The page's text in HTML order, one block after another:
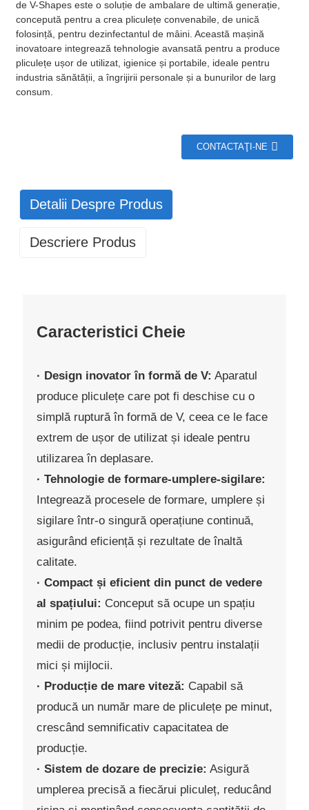
de V-Shapes este o soluție de ambalare de ultimă generație,
concepută pentru a crea pliculețe convenabile, de unică
folosință, pentru dezinfectantul de mâini. Această mașină
inovatoare integrează tehnologie avansată pentru a produce
pliculețe ușor de utilizat, igienice și portabile, ideale pentru
industria sănătății, a îngrijirii personale și a bunurilor de larg
consum.
CONTACTAŢI-NE
Detalii Despre Produs
Descriere Produs
Caracteristici Cheie
· Design inovator în formă de V: Aparatul
produce pliculețe care pot fi deschise cu o
simplă ruptură în formă de V, ceea ce le face
extrem de ușor de utilizat și ideale pentru
utilizarea în deplasare.
· Tehnologie de formare-umplere-sigilare:
Integrează procesele de formare, umplere și
sigilare într-o singură operațiune continuă,
asigurând eficiență și rezultate de înaltă
calitate.
· Compact și eficient din punct de vedere
al spațiului: Conceput să ocupe un spațiu
minim pe podea, fiind potrivit pentru diverse
medii de producție, inclusiv pentru instalații
mici și mijlocii.
· Producție de mare viteză: Capabil să
producă un număr mare de pliculețe pe minut,
crescând semnificativ capacitatea de
producție.
· Sistem de dozare de precizie: Asigură
umplerea precisă a fiecărui pliculeț, reducând